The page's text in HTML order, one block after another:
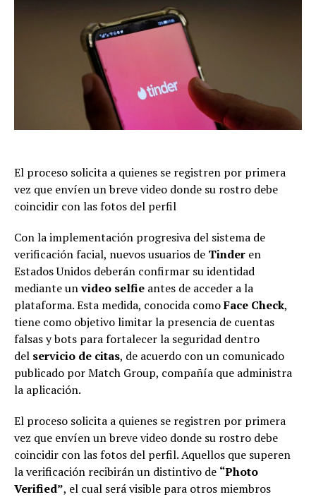
El proceso solicita a quienes se registren por primera
vez que envíen un breve video donde su rostro debe
coincidir con las fotos del perfil
Con la implementación progresiva del sistema de
verificación facial, nuevos usuarios de Tinder en
Estados Unidos deberán confirmar su identidad
mediante unvideo selfie antes de acceder a la
plataforma. Esta medida, conocida comoFace Check,
tiene como objetivo limitar la presencia de cuentas
falsas y bots para fortalecer la seguridad dentro
del servicio de citas, de acuerdo con un comunicado
publicado por Match Group, compañía que administra
la aplicación.
El proceso solicita a quienes se registren por primera
vez que envíen un breve video donde su rostro debe
coincidir con las fotos del perfil. Aquellos que superen
la verificación recibirán un distintivo de “Photo
Verified”, el cual será visible para otros miembros